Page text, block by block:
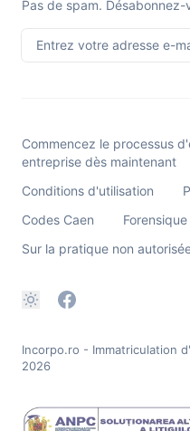
Pas de spam.
Entrez votre adresse e-
Commencez le processus
entreprise dès maintenant
Conditions d'utilisation
Codes Caen
Sur la pratique non
Incorpo.ro - Immatriculation
2026